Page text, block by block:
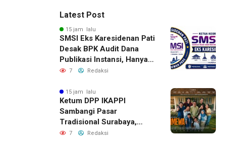
Latest Post
15 jam lalu
SMSI Eks Karesidenan Pati
Desak BPK Audit Dana
Publikasi Instansi, Hanya
untuk Perusahaan Pers
7 Redaksi
15 jam lalu
Ketum DPP IKAPPI
Sambangi Pasar
Tradisional Surabaya,
Akhiri Agenda dengan
7 Redaksi